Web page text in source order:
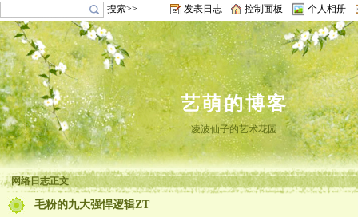
搜索>> 发表日志 控制面板 个人相册
艺萌的博客
凌波仙子的艺术花园
网络日志正文
毛粉的九大强悍逻辑ZT